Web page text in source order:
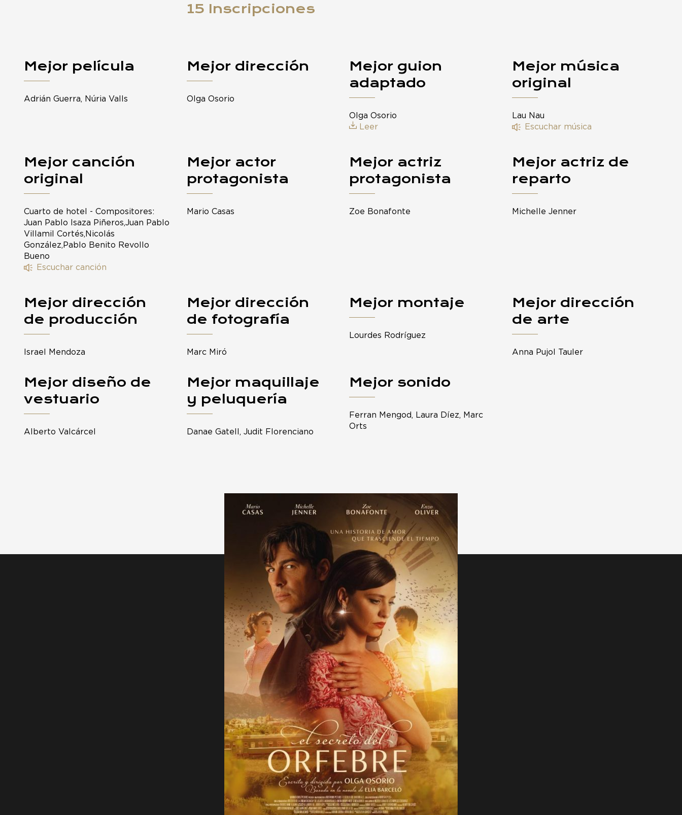
15 Inscripciones
Mejor película
Adrián Guerra, Núria Valls
Mejor dirección
Olga Osorio
Mejor guion
adaptado
Olga Osorio
Leer
Mejor música
original
Lau Nau
Escuchar música
Mejor canción
original
Cuarto de hotel - Compositores:
Juan Pablo Isaza Piñeros,Juan Pablo
Villamil Cortés,Nicolás
González,Pablo Benito Revollo
Bueno
Escuchar canción
Mejor actor
protagonista
Mario Casas
Mejor actriz
protagonista
Zoe Bonafonte
Mejor actriz de
reparto
Michelle Jenner
Mejor dirección
de producción
Israel Mendoza
Mejor dirección
de fotografía
Marc Miró
Mejor montaje
Lourdes Rodríguez
Mejor dirección
de arte
Anna Pujol Tauler
Mejor diseño de
vestuario
Alberto Valcárcel
Mejor maquillaje
y peluquería
Danae Gatell, Judit Florenciano
Mejor sonido
Ferran Mengod, Laura Díez, Marc
Orts